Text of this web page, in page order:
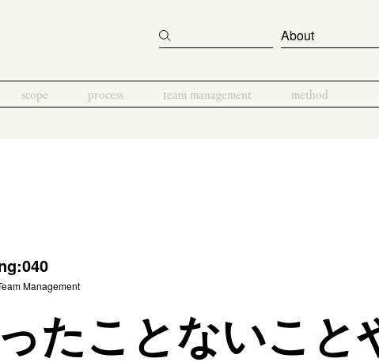
About
scope process team management method
Management
たことないこと